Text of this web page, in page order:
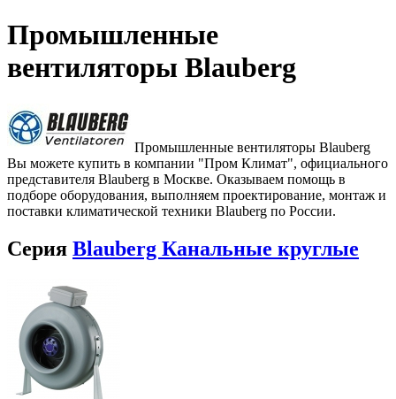
Промышленные
вентиляторы Blauberg
Промышленные вентиляторы Blauberg
Вы можете купить в компании "Пром Климат", официального
представителя Blauberg в Москве. Оказываем помощь в
подборе оборудования, выполняем проектирование, монтаж и
поставки климатической техники Blauberg по России.
Серия Blauberg Канальные круглые